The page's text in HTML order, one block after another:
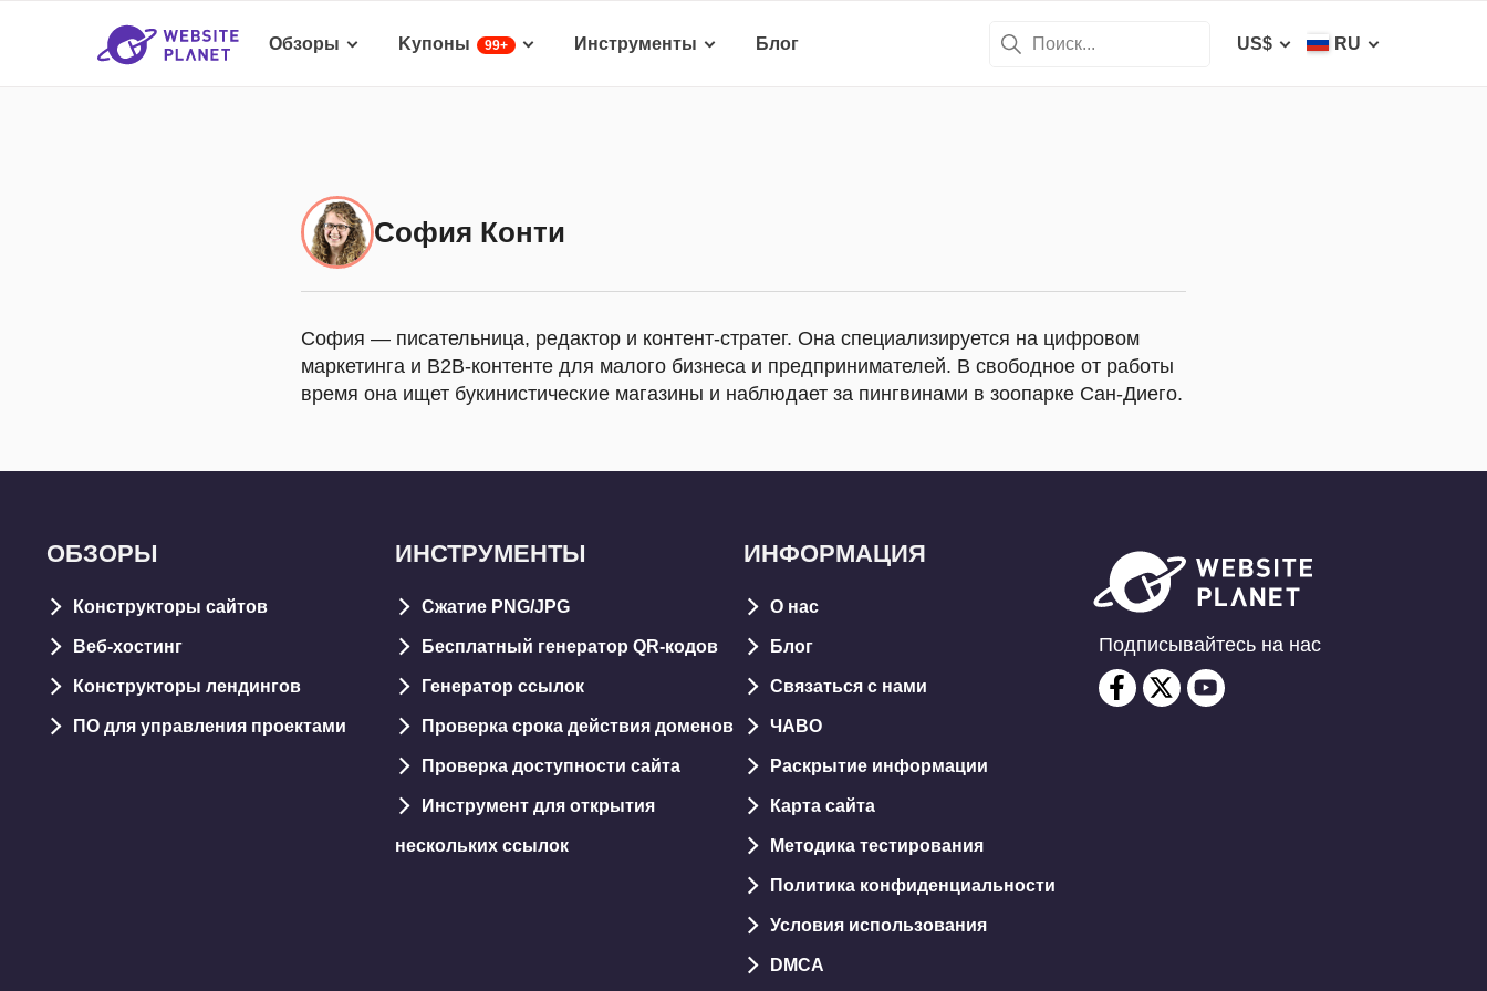
Обзоры Kупоны 99+ Инструменты Блог US$ RU
София Конти
София — писательница, редактор и контент-стратег. Она специализируется на цифровом
маркетинга и B2B-контенте для малого бизнеса и предпринимателей. В свободное от работы
время она ищет букинистические магазины и наблюдает за пингвинами в зоопарке Сан-Диего.
ОБЗОРЫ
Конструкторы сайтов
Веб-хостинг
Конструкторы лендингов
ПО для управления проектами
ИНСТРУМЕНТЫ
Сжатие PNG/JPG
Бесплатный генератор QR-кодов
Генератор ссылок
Проверка срока действия доменов
Проверка доступности сайта
Инструмент для открытия
нескольких ссылок
ИНФОРМАЦИЯ
О нас
Блог
Связаться с нами
ЧАВО
Раскрытие информации
Карта сайтa
Методика тестирования
Политика конфиденциальности
Условия использования
DMCA
Подписывайтесь на нас